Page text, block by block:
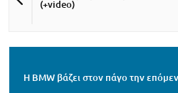
(+video)
H BMW βάζει στον πάγο την